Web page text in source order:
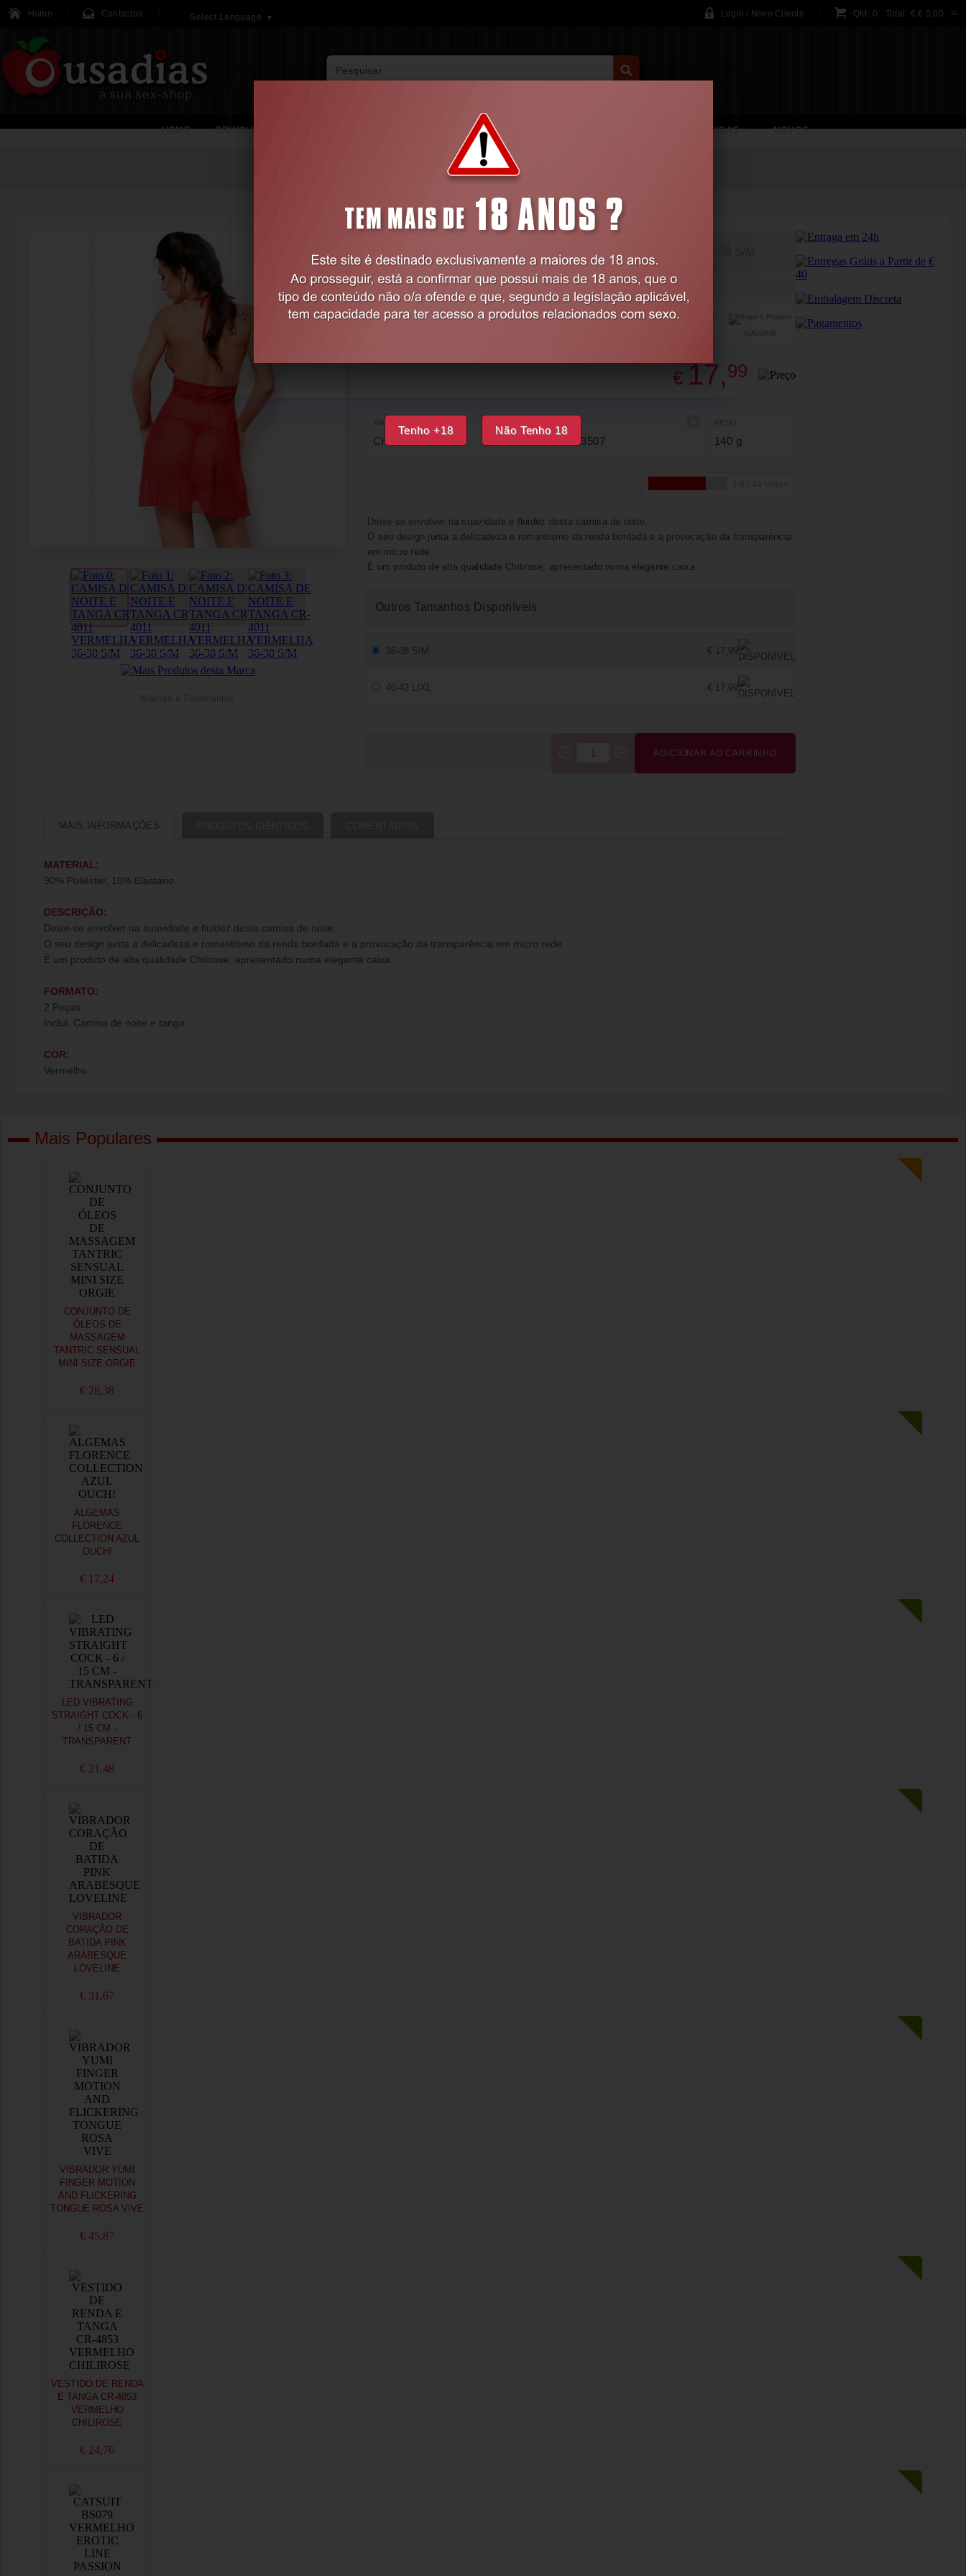
Tenho +18 Não Tenho 18
Home Contactos Select Language ▼ Login / Novo Cliente Qtd: 0 Total: €€ 0,00
HOME BRINQUEDOS LINGERIE BRINCADEIRAS NOVOS
Feminina
CAMISA DE NOITE E TANGA CR-4011 VERMELHA
Código:EX11321
SUGERIR
€ 17,99
CHILIROSE 5902016023507 140 g
Deixe-se envolver na suavidade e fluidez desta camisa de noite.
O seu design junta a delicadeza e romantismo da renda bordada e a provocação da transparência
em micro rede.
É um produto de alta qualidade Chilirose, apresentado numa elegante caixa.
Outros Tamanhos Disponíveis
36-38 S/M € 17,99
40-42 L/XL € 17,99
ADICIONAR AO CARRINHO
MAIS INFORMAÇÕES
MATERIAL:
90% Poliéster, 10% Elastano.
DESCRIÇÃO:
Deixe-se envolver na suavidade e fluidez desta camisa de noite.
O seu design junta a delicadeza e romantismo da renda bordada e a provocação da transparência em micro rede.
É um produto de alta qualidade Chilirose, apresentado numa elegante caixa.
FORMATO:
2 Peças.
Inclui: Camisa de noite e tanga.
COR:
Vermelho.
Mais Populares
CONJUNTO DE
ÓLEOS DE
MASSAGEM
TANTRIC SENSUAL
MINI SIZE ORGIE
€ 28,38
ALGEMAS
FLORENCE
COLLECTION AZUL
OUCH!
€ 17,24
LED VIBRATING
STRAIGHT COCK - 6
/ 15 CM -
TRANSPARENT
€ 21,48
VIBRADOR
CORAÇÃO DE
BATIDA PINK
ARABESQUE
LOVELINE
€ 31,67
VIBRADOR YUMI
FINGER MOTION
AND FLICKERING
TONGUE ROSA VIVE
€ 45,87
VESTIDO DE RENDA
E TANGA CR-4853
VERMELHO
CHILIROSE
€ 24,76